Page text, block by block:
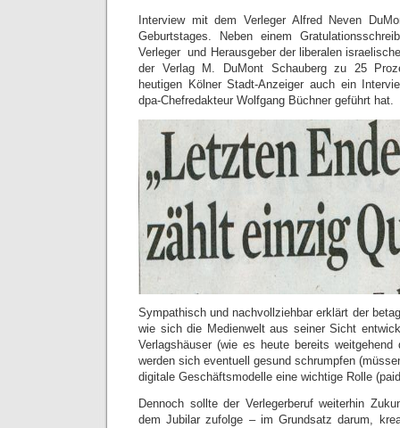
Interview mit dem Verleger Alfred Neven
Geburtstages. Neben einem
Verleger und Herausgeber der liberalen
der Verlag M. DuMont Schauberg zu 25
heutigen Kölner Stadt-Anzeiger auch ein
dpa-Chefredakteur Wolfgang Büchner geführt hat.
Sympathisch und nachvollziehbar erklärt der
wie sich die Medienwelt aus seiner Sicht
Verlagshäuser (wie es heute bereits
werden sich eventuell gesund schrumpfen
digitale Geschäftsmodelle eine wichtige Rolle
Dennoch sollte der Verlegerberuf weiterhin
dem Jubilar zufolge – im Grundsatz darum,